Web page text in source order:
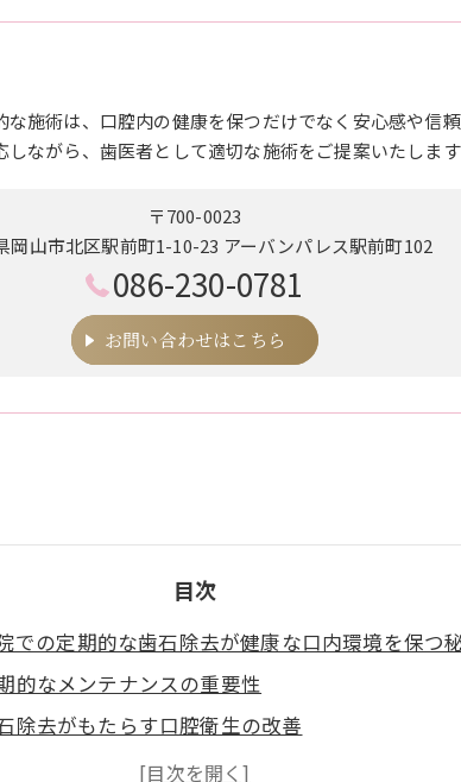
施術は、口腔内の健康を保つだけでなく安心感や信
しながら、歯医者として適切な施術をご提案いたしま
〒700-0023
岡山市北区駅前町1-10-23 アーバンパレス駅前町102
086-230-0781
お問い合わせはこちら
目次
での定期的な歯石除去が健康な口内環境を保つ
的なメンテナンスの重要性
除去がもたらす口腔衛生の改善
周病予防のための歯石除去